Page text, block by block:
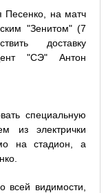
Песенко, на матч
"Зенитом" (7
доставку
"СЭ" Антон
специальную
из электрички
на стадион, а
видимости,